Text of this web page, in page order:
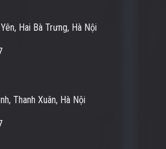
Hai Bà Trưng, Hà Nội
Thanh Xuân, Hà Nội